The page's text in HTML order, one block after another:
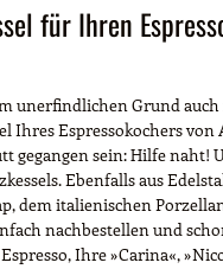
für Ihren
unerfindlichen Grund
Ihres Espressokochers von
gegangen sein: Hilfe naht!
Ebenfalls aus
dem italienischen
nachbestellen und
Ihre »Carina«,